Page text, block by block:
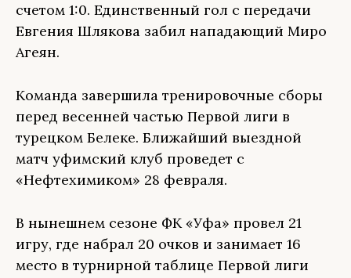
счетом 1:0. Единственный гол с передачи
Евгения Шлякова забил нападающий Миро
Агеян.
Команда завершила тренировочные сборы
перед весенней частью Первой лиги в
турецком Белеке. Ближайший выездной
матч уфимский клуб проведет с
«Нефтехимиком» 28 февраля.
В нынешнем сезоне ФК «Уфа» провел 21
игру, где набрал 20 очков и занимает 16
место в турнирной таблице Первой лиги